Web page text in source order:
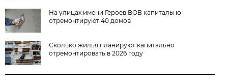
На улицах имени Героев ВОВ капитально
отремонтируют 40 домов
Сколько жилья планируют капитально
отремонтировать в 2026 году